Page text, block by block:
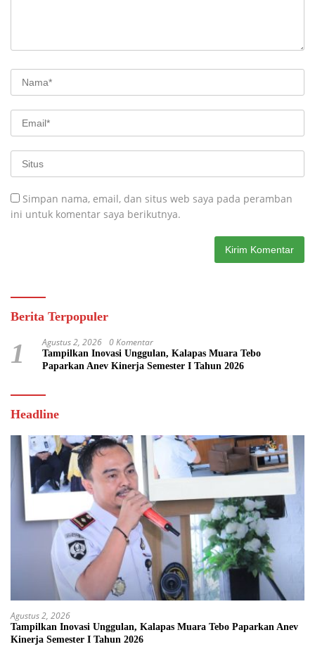
Simpan nama, email, dan situs web saya pada peramban
ini untuk komentar saya berikutnya.
Berita Terpopuler
1 Agustus 2, 2026 0 Komentar
Tampilkan Inovasi Unggulan, Kalapas Muara Tebo
Paparkan Anev Kinerja Semester I Tahun 2026
Headline
Agustus 2, 2026
Tampilkan Inovasi Unggulan, Kalapas Muara Tebo Paparkan Anev
Kinerja Semester I Tahun 2026